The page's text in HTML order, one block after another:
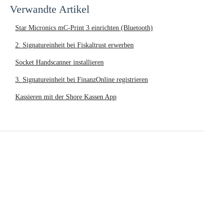
Verwandte Artikel
Star Micronics mC-Print 3 einrichten (Bluetooth)
2. Signatureinheit bei Fiskaltrust erwerben
Socket Handscanner installieren
3. Signatureinheit bei FinanzOnline registrieren
Kassieren mit der Shore Kassen App